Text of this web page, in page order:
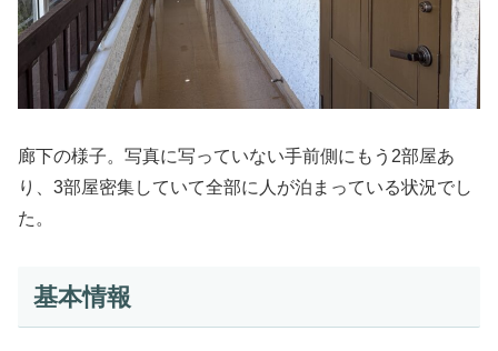
廊下の様子。写真に写っていない手前側にもう2部屋あ
り、3部屋密集していて全部に人が泊まっている状況でし
た。
基本情報